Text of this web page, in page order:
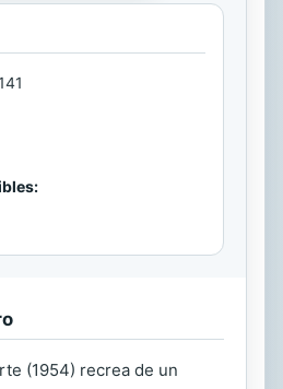
(1954) recrea de un